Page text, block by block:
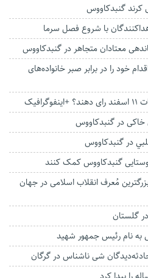
کرند گنبدکاووس
با شروع فصل سرما
معتادان‌ متجاهر در گنبدکاووس
۶۶۸۴ زندانی اقدام خود را در برابر صبر خانواده‌های
در گنبدکاووس
گنبدکاووس کمک کنند
مُعرف انقلاب اسلامی در جهان
به نام رئیس جمهور شهید
شی ناشناس در گرگان